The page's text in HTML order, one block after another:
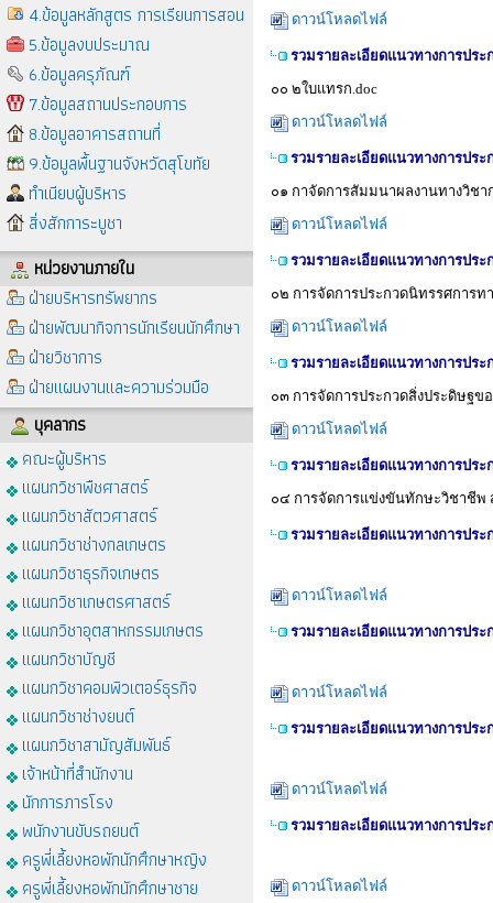
4.ข้อมูลหลักสูตร การเรียนการสอน
5.ข้อมูลงบประมาณ
6.ข้อมูลครุภัณฑ์
7.ข้อมูลสถานประกอบการ
8.ข้อมูลอาคารสถานที่
9.ข้อมูลพื้นฐานจังหวัดสุโขทัย
ทำเนียบผู้บริหาร
สิ่งสักการะบูชา
หน่วยงานภายใน
ฝ่ายบริหารทรัพยากร
ฝ่ายพัฒนากิจการนักเรียนนักศึกษา
ฝ่ายวิชาการ
ฝ่ายแผนงานและความร่วมมือ
บุคลากร
คณะผู้บริหาร
แผนกวิชาพืชศาสตร์
แผนกวิชาสัตวศาสตร์
แผนกวิชาช่างกลเกษตร
แผนกวิชาธุรกิจเกษตร
แผนกวิชาเกษตรศาสตร์
แผนกวิชาอุตสาหกรรมเกษตร
แผนกวิชาบัญชี
แผนกวิชาคอมพิวเตอร์ธุรกิจ
แผนกวิชาช่างยนต์
แผนกวิชาสามัญสัมพันธ์
เจ้าหน้าที่สำนักงาน
นักการภารโรง
พนักงานขับรถยนต์
ครูพี่เลี้ยงหอพักนักศึกษาหญิง
ครูพี่เลี้ยงหอพักนักศึกษาชาย
ดาวน์โหลดไฟล์
รวมรายละเอียดแนวทางการปร
๐๐ ๒ใบแทรก.doc
ดาวน์โหลดไฟล์
รวมรายละเอียดแนวทางการปร
๐๑ กาจัดการสัมมนาผลงานทางวิช
ดาวน์โหลดไฟล์
รวมรายละเอียดแนวทางการปร
๐๒ การจัดการประกวดนิทรรศการท
ดาวน์โหลดไฟล์
รวมรายละเอียดแนวทางการปร
๐๓ การจัดการประกวดสิ่งประดิษฐ
ดาวน์โหลดไฟล์
รวมรายละเอียดแนวทางการปร
๐๔ การจัดการแข่งขันทักษะวิชาชี
รวมรายละเอียดแนวทางการปร
ดาวน์โหลดไฟล์
รวมรายละเอียดแนวทางการปร
ดาวน์โหลดไฟล์
รวมรายละเอียดแนวทางการปร
ดาวน์โหลดไฟล์
รวมรายละเอียดแนวทางการปร
ดาวน์โหลดไฟล์